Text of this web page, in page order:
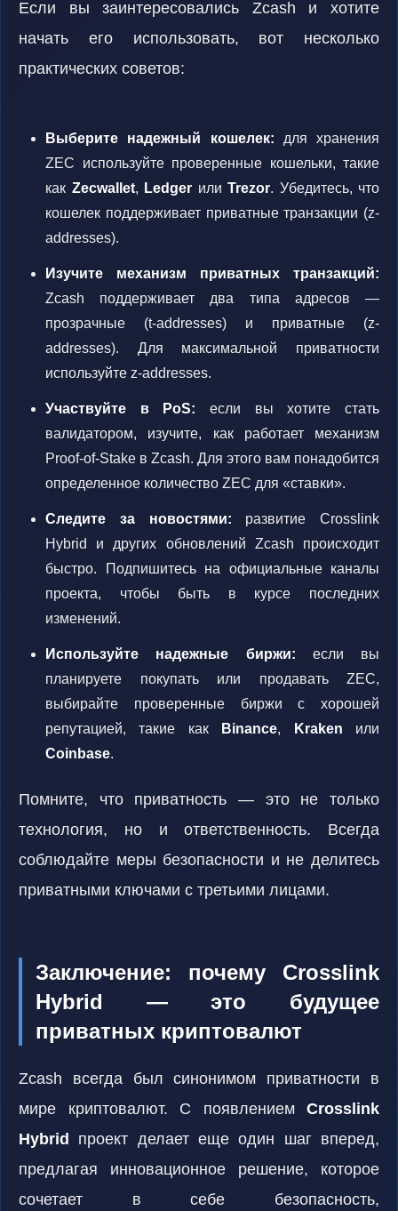
Если вы заинтересовались Zcash и хотите
начать его использовать, вот несколько
практических советов:
Выберите надежный кошелек: для хранения
ZEC используйте проверенные кошельки, такие
как Zecwallet, Ledger или Trezor. Убедитесь, что
кошелек поддерживает приватные транзакции (z-
addresses).
Изучите механизм приватных транзакций:
Zcash поддерживает два типа адресов —
прозрачные (t-addresses) и приватные (z-
addresses). Для максимальной приватности
используйте z-addresses.
Участвуйте в PoS: если вы хотите стать
валидатором, изучите, как работает механизм
Proof-of-Stake в Zcash. Для этого вам понадобится
определенное количество ZEC для «ставки».
Следите за новостями: развитие Crosslink
Hybrid и других обновлений Zcash происходит
быстро. Подпишитесь на официальные каналы
проекта, чтобы быть в курсе последних
изменений.
Используйте надежные биржи: если вы
планируете покупать или продавать ZEC,
выбирайте проверенные биржи с хорошей
репутацией, такие как
Binance, Kraken или
Coinbase.
Помните, что приватность — это не только
технология, но и ответственность. Всегда
соблюдайте меры безопасности и не делитесь
приватными ключами с третьими лицами.
Заключение: почему Crosslink
Hybrid — это будущее
приватных криптовалют
Zcash всегда был синонимом приватности в
мире криптовалют. С появлением Crosslink
Hybrid
проект делает еще один шаг вперед,
предлагая инновационное решение, которое
сочетает в себе безопасность,